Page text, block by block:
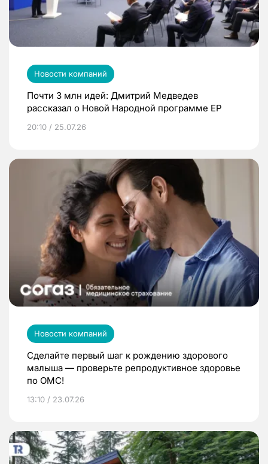
Новости компаний
Почти 3 млн идей: Дмитрий Медведев
рассказал о Новой Народной программе ЕР
20:10 / 25.07.26
Новости компаний
Сделайте первый шаг к рождению здорового
малыша — проверьте репродуктивное здоровье
по ОМС!
13:10 / 23.07.26